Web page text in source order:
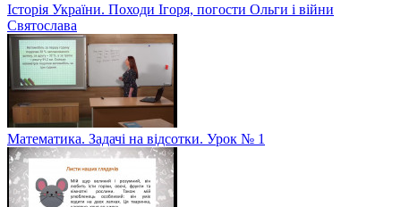
Історія України. Походи Ігоря, погости Ольги і війни
Святослава
Математика. Задачі на відсотки. Урок № 1